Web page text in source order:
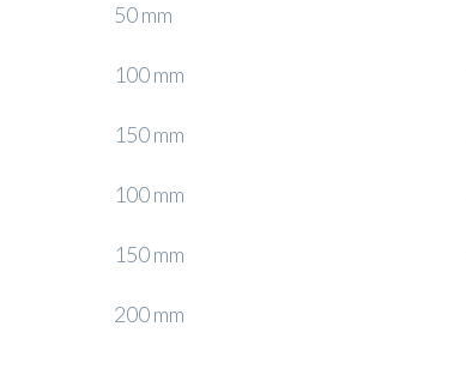
50 mm
100 mm
150 mm
100 mm
150 mm
200 mm